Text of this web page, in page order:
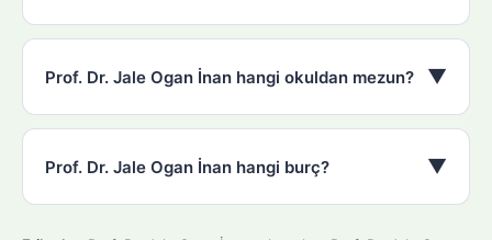
Prof. Dr. Jale Ogan İnan hangi okuldan mezun? ▼
Prof. Dr. Jale Ogan İnan hangi burç? ▼